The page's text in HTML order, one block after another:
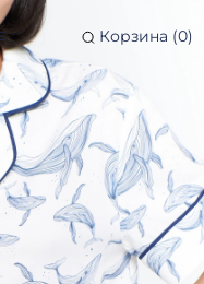
Корзина (0)